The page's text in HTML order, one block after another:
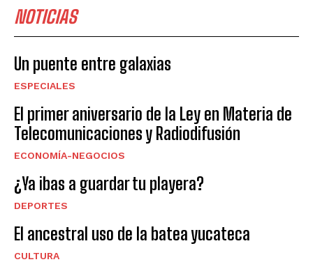
NOTICIAS
Un puente entre galaxias
ESPECIALES
El primer aniversario de la Ley en Materia de
Telecomunicaciones y Radiodifusión
ECONOMÍA-NEGOCIOS
¿Ya ibas a guardar tu playera?
DEPORTES
El ancestral uso de la batea yucateca
CULTURA